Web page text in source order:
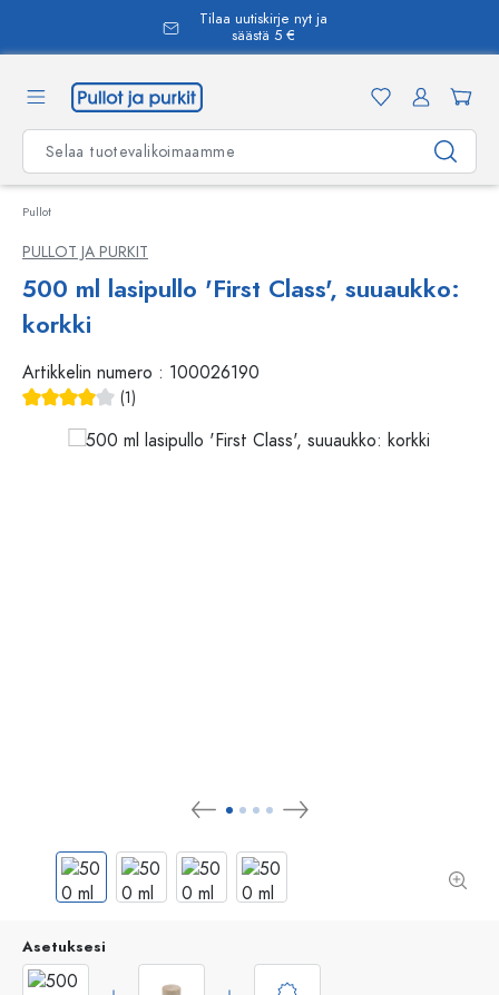
Tilaa uutiskirje nyt ja
säästä 5 €
Pullot
PULLOT JA PURKIT
500 ml lasipullo 'First Class', suuaukko:
korkki
Artikkelin numero : 100026190
(1)
Asetuksesi